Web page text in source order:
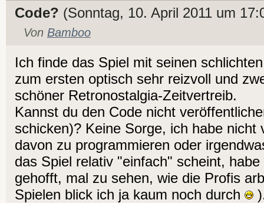
Code? (Sonntag, 10. April 2011 um
Von Bamboo
Ich finde das Spiel mit seinen
zum ersten optisch sehr reizvoll und
schöner Retronostalgia-Zeitvertreib.
Kannst du den Code nicht
schicken)? Keine Sorge, ich habe nicht
davon zu programmieren oder
das Spiel relativ "einfach" scheint,
gehofft, mal zu sehen, wie die Profis
Spielen blick ich ja kaum noch durch